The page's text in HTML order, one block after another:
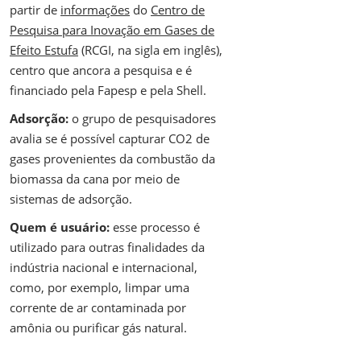
partir de informações do Centro de
Pesquisa para Inovação em Gases de
Efeito Estufa (RCGI, na sigla em inglês),
centro que ancora a pesquisa e é
financiado pela Fapesp e pela Shell.
Adsorção: o grupo de pesquisadores
avalia se é possível capturar CO2 de
gases provenientes da combustão da
biomassa da cana por meio de
sistemas de adsorção.
Quem é usuário: esse processo é
utilizado para outras finalidades da
indústria nacional e internacional,
como, por exemplo, limpar uma
corrente de ar contaminada por
amônia ou purificar gás natural.